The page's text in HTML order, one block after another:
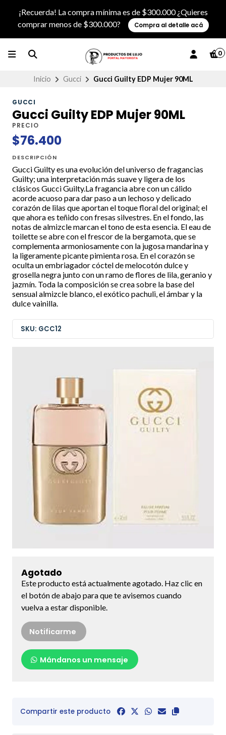
¡Recuerda! La compra mínima es de $300.000 ¿Quieres
comprar menos de $300.000?
Compra al detalle acá
0
Inicio Gucci Gucci Guilty EDP Mujer 90ML
GUCCI
Gucci Guilty EDP Mujer 90ML
PRECIO
$76.400
DESCRIPCIÓN
Gucci Guilty es una evolución del universo de fragancias
Guilty; una interpretación más suave y ligera de los
clásicos Gucci Guilty.La fragancia abre con un cálido
acorde acuoso para dar paso a un lechoso y delicado
corazón de lilas que aportan el toque floral del original; el
que ahora es teñido con fresas silvestres. En el fondo, las
notas de almizcle marcan el tono de esta esencia. El eau de
toilette se abre con el frescor de la bergamota, que se
complementa armoniosamente con la jugosa mandarina y
la ligeramente picante pimienta rosa. En el corazón se
oculta un embriagador cóctel de melocotón dulce y
grosella negra junto con un ramo de flores de lila, geranio y
jazmín. Toda la composición se crea sobre la base del
sensual almizcle blanco, el exótico pachuli, el ámbar y la
dulce vainilla.
SKU: GCC12
Agotado
Este producto está actualmente agotado. Haz clic en
el botón de abajo para que te avisemos cuando
vuelva a estar disponible.
Notificarme
Mándanos un mensaje
Compartir este producto